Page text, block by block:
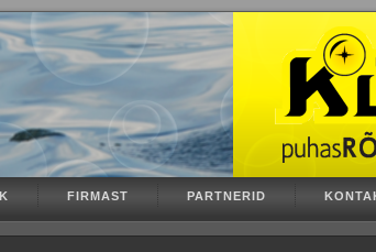
FIRMAST PARTNERID